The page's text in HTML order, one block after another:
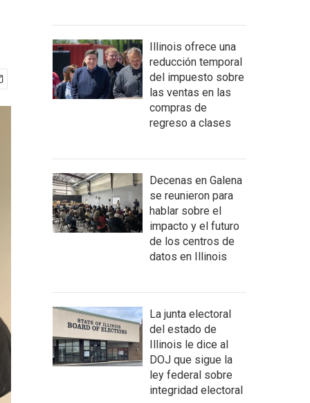
Illinois ofrece una
reducción temporal
del impuesto sobre
las ventas en las
compras de
regreso a clases
Decenas en Galena
se reunieron para
hablar sobre el
impacto y el futuro
de los centros de
datos en Illinois
La junta electoral
del estado de
Illinois le dice al
DOJ que sigue la
ley federal sobre
integridad electoral